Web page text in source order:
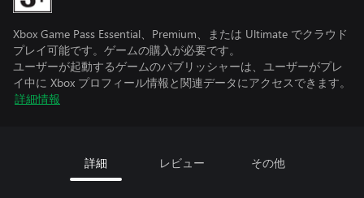
Xbox Game Pass Essential、Premium、または Ultimate でクラウド
プレイ可能です。ゲームの購入が必要です。
ユーザーが起動するゲームのパブリッシャーは、ユーザーがプレ
イ中に Xbox プロフィール情報と関連データにアクセスできます。
詳細情報
詳細 レビュー その他